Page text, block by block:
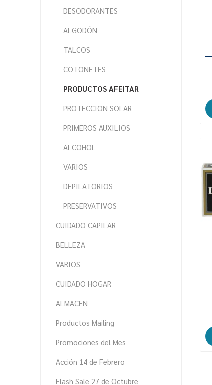
DESODORANTES
ALGODÓN
TALCOS
COTONETES
PRODUCTOS AFEITAR
PROTECCION SOLAR
PRIMEROS AUXILIOS
ALCOHOL
VARIOS
DEPILATORIOS
PRESERVATIVOS
CUIDADO CAPILAR
BELLEZA
VARIOS
CUIDADO HOGAR
ALMACEN
Productos Mailing
Promociones del Mes
Acción 14 de Febrero
Flash Sale 27 de Octubre